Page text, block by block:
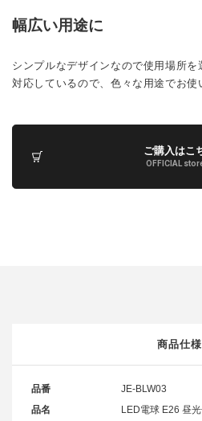
幅広い用途に
シンプルなデザインなので使用場所
対応しているので、色々な用途でお使
ご購入はこ
OFFICIAL
商品仕様
品番
JE-BLW03
品名
LED電球 E26 昼